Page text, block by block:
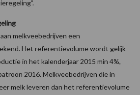
melkveebedrijven een
Het referentievolume wordt gelijk
in het kalenderjaar 2015 min 4%,
2016. Melkveebedrijven die in
melk leveren dan het referentievolume